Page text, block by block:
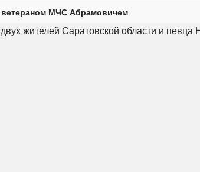
ветераном МЧС Абрамовичем